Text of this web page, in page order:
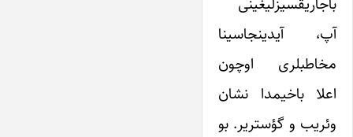
آپ، آیدینجاسینا
مخاطبلری اوچون
اعلا باخیمدا نشان
وئریب و گؤستریر. بو